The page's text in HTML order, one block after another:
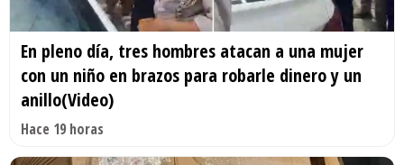
En pleno día, tres hombres atacan a una mujer
con un niño en brazos para robarle dinero y un
anillo(Video)
Hace 19 horas